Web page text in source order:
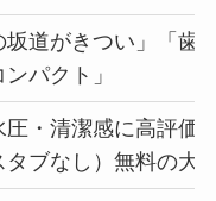
坂道がきつい」「
ンパクト」
圧・清潔感に高評価
タブなし）無料の大